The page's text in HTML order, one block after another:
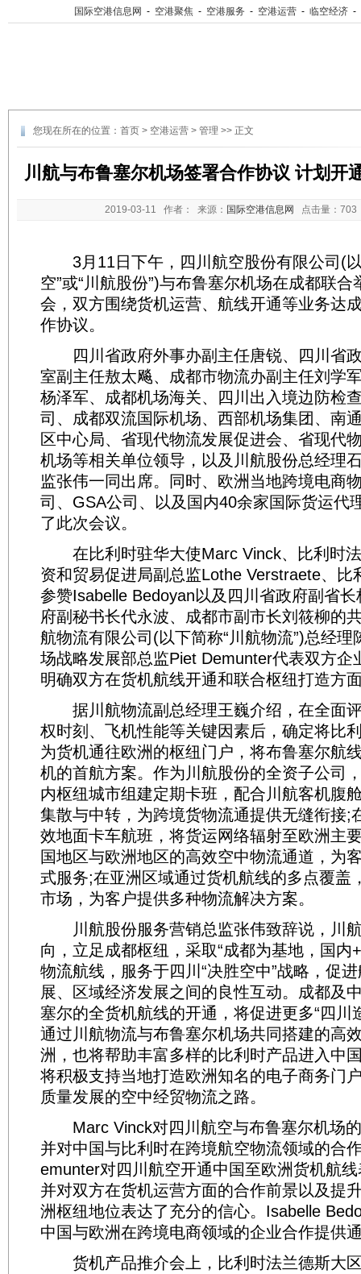
国际空港信息网 - 空港聚焦 - 空港服务 - 空港运营 - 临空经济 -
您现在所在的位置： 首页 > 空港运营 > 管理 >> 正文
川航与布鲁塞尔机场签署合作协议 计划开
2019-03-11 作者： 来源： 国际空港信息网 点击量：
3月11日下午，四川航空股份有限公司(以
空”或“川航股份”)与布鲁塞尔机场在成都联
会，双方围绕货机运营、航线开通等业务达
作协议。
四川省政府外事办副主任唐锐、四川省
室副主任敖太飚、成都市物流办副主任刘学
杨泽军、成都机场海关、四川出入境边防检
司、成都双流国际机场、西部机场集团、南
区中心局、省现代物流发展促进会、省现代
机场等相关单位领导，以及川航股份总经理
监张伟一同出席。同时、欧洲当地跨境电商
司、GSA公司、以及国内40余家国际货运代
了此次会议。
在比利时驻华大使Marc Vinck、比利时法
资和贸易促进局副总监Lothe Verstraete、比
参赞Isabelle Bedoyan以及四川省政府副省
府副秘书长代永波、成都市副市长刘筱柳的
航物流有限公司(以下简称“川航物流”)总经理
场战略发展部总监Piet Demunter代表双方企
明确双方在货机航线开通和联合枢纽打造方
据川航物流副总经理王巍介绍，在全面
权时刻、飞机性能等关键因素后，确定将比
为货机通往欧洲的枢纽门户，将布鲁塞尔航
机的首航方案。作为川航股份的全资子公司
内枢纽城市组建定期卡班，配合川航客机腹
集散与中转，为跨境货物流通提供无缝衔接;
效地面卡车航班，将货运网络辐射至欧洲主
国地区与欧洲地区的高效空中物流通道，为
式服务;在亚洲区域通过货机航线的多点覆盖
市场，为客户提供多种物流解决方案。
川航股份服务营销总监张伟致辞说，川
向，立足成都枢纽，采取“成都为基地，国内
物流航线，服务于四川“决胜空中”战略，促
展、区域经济发展之间的良性互动。成都及
塞尔的全货机航线的开通，将促进更多“四川
通过川航物流与布鲁塞尔机场共同搭建的高
洲，也将帮助丰富多样的比利时产品进入中
将积极支持当地打造欧洲知名的电子商务门
质量发展的空中经贸物流之路。
Marc Vinck对四川航空与布鲁塞尔机场的
并对中国与比利时在跨境航空物流领域的合
emunter对四川航空开通中国至欧洲货机航
并对双方在货机运营方面的合作前景以及提
洲枢纽地位表达了充分的信心。Isabelle
中国与欧洲在跨境电商领域的企业合作提供
货机产品推介会上，比利时法兰德斯大